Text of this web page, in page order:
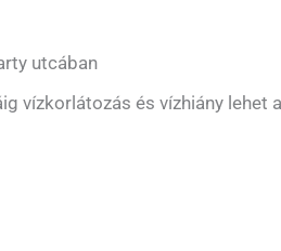
utcában
vízkorlátozás és vízhiány lehet